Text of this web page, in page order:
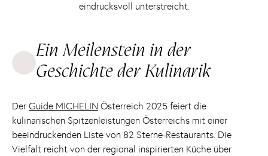
eindrucksvoll unterstreicht.
Ein Meilenstein in der
Geschichte der Kulinarik
Der Guide MICHELIN Österreich 2025 feiert die
kulinarischen Spitzenleistungen Österreichs mit einer
beeindruckenden Liste von 82 Sterne-Restaurants. Die
Vielfalt reicht von der regional inspirierten Küche über